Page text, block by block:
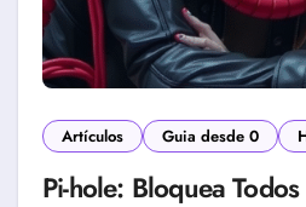
Artículos Guia desde 0
Pi-hole: Bloquea